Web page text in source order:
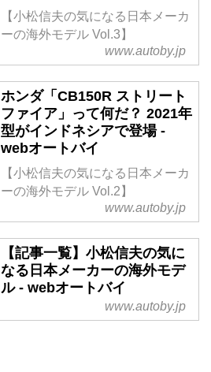
【小松信夫の気になる日本メーカ
ーの海外モデル Vol.3】
www.autoby.jp
ホンダ「CB150R ストリート
ファイア」って何だ？ 2021年
型がインドネシアで登場 -
webオートバイ
【小松信夫の気になる日本メーカ
ーの海外モデル Vol.2】
www.autoby.jp
【記事一覧】小松信夫の気に
なる日本メーカーの海外モデ
ル - webオートバイ
www.autoby.jp